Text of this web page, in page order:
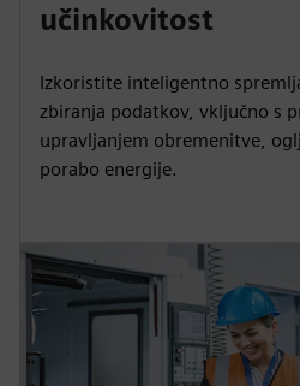
učinkovitost
Izkoristite inteligentno
zbiranja podatkov, vključno s
upravljanjem obremenitve,
porabo energije.